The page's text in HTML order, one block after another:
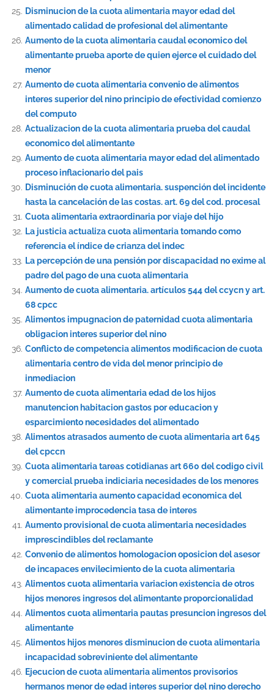
Disminucion de la cuota alimentaria mayor edad del
alimentado calidad de profesional del alimentante
Aumento de la cuota alimentaria caudal economico del
alimentante prueba aporte de quien ejerce el cuidado del
menor
Aumento de cuota alimentaria convenio de alimentos
interes superior del nino principio de efectividad comienzo
del computo
Actualizacion de la cuota alimentaria prueba del caudal
economico del alimentante
Aumento de cuota alimentaria mayor edad del alimentado
proceso inflacionario del pais
Disminución de cuota alimentaria. suspención del incidente
hasta la cancelación de las costas. art. 69 del cod. procesal
Cuota alimentaria extraordinaria por viaje del hijo
La justicia actualiza cuota alimentaria tomando como
referencia el índice de crianza del indec
La percepción de una pensión por discapacidad no exime al
padre del pago de una cuota alimentaria
Aumento de cuota alimentaria. artículos 544 del ccycn y art.
68 cpcc
Alimentos impugnacion de paternidad cuota alimentaria
obligacion interes superior del nino
Conflicto de competencia alimentos modificacion de cuota
alimentaria centro de vida del menor principio de
inmediacion
Aumento de cuota alimentaria edad de los hijos
manutencion habitacion gastos por educacion y
esparcimiento necesidades del alimentado
Alimentos atrasados aumento de cuota alimentaria art 645
del cpccn
Cuota alimentaria tareas cotidianas art 660 del codigo civil
y comercial prueba indiciaria necesidades de los menores
Cuota alimentaria aumento capacidad economica del
alimentante improcedencia tasa de interes
Aumento provisional de cuota alimentaria necesidades
imprescindibles del reclamante
Convenio de alimentos homologacion oposicion del asesor
de incapaces envilecimiento de la cuota alimentaria
Alimentos cuota alimentaria variacion existencia de otros
hijos menores ingresos del alimentante proporcionalidad
Alimentos cuota alimentaria pautas presuncion ingresos del
alimentante
Alimentos hijos menores disminucion de cuota alimentaria
incapacidad sobreviniente del alimentante
Ejecucion de cuota alimentaria alimentos provisorios
hermanos menor de edad interes superior del nino derecho